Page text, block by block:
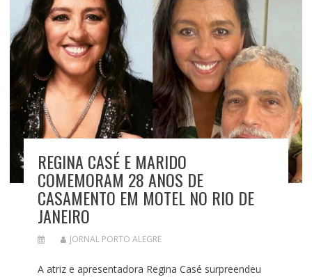
REGINA CASÉ E MARIDO
COMEMORAM 28 ANOS DE
CASAMENTO EM MOTEL NO RIO DE
JANEIRO
JORNAL PORTO ALEGRE
A atriz e apresentadora Regina Casé surpreendeu